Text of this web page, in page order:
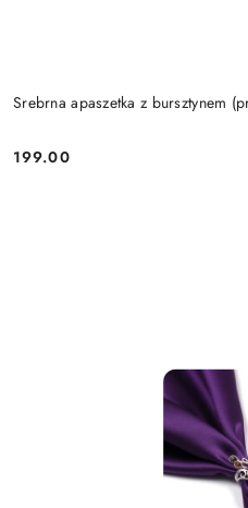
Srebrna apaszetka z bursztynem
Cena:
199.00